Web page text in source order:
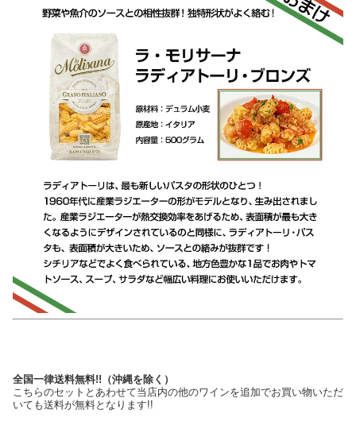
全国一律送料無料!!（沖縄を除く）
こちらのセットとあわせて当店内の他のワインを追加でお買い物いただ
いても送料が無料となります!!